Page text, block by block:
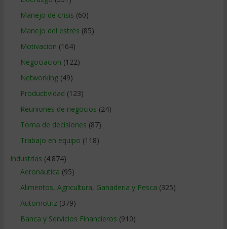
Manejo de crisis (60)
Manejo del estrés (85)
Motivacion (164)
Negociacion (122)
Networking(49)
Productividad (123)
Reuniones de negocios (24)
Toma de decisiones (87)
Trabajo en equipo (118)
Industrias (4.874)
Aeronautica (95)
Alimentos, Agricultura, Ganaderia y Pesca (325)
Automotriz(379)
Banca y Servicios Financieros (910)